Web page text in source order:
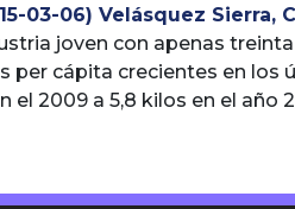
03-06) Velásquez Sierra,
Juan Carlos
joven con apenas
per cápita crecientes en los
2009 a 5,8 kilos en el año
carne de cerdo dinamiza
para jalonar el desarrollo